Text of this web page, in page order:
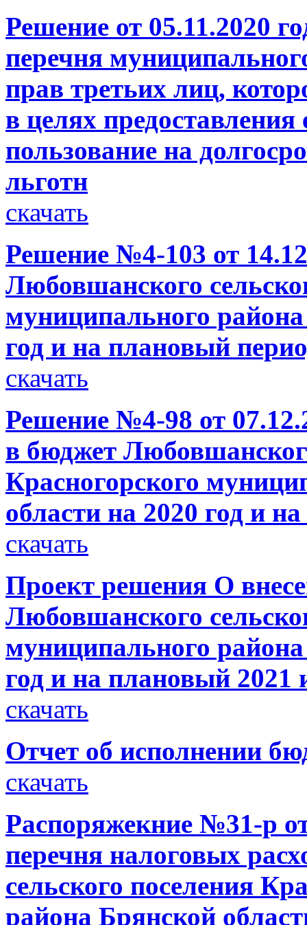
Решение от 05.11.2020
перечня
прав третьих лиц,
в целях
пользование на
льготн
скачать
Решение №4-103 от
Любовшанского
муниципального
год и на плановый
скачать
Решение №4-98 от
в бюджет
Красногорского
области на 2020 год и
скачать
Проект решения О
Любовшанского
муниципального
год и на плановый 2021
скачать
Отчет об исполнении
скачать
Распоряжекние №31-р
перечня налоговых
сельского поселения
района Брянской